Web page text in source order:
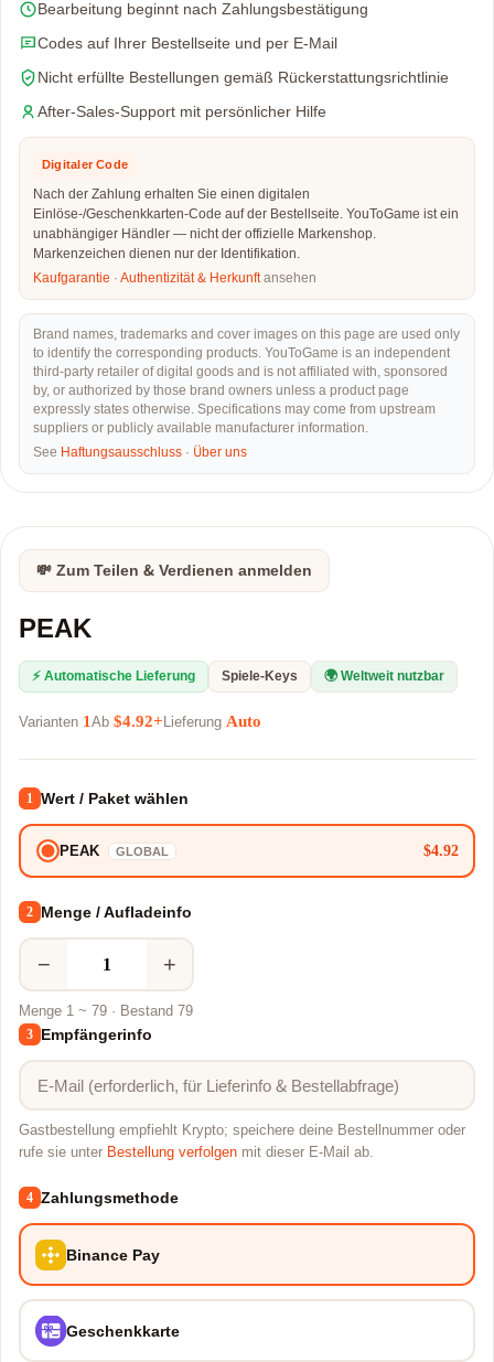
Bearbeitung beginnt nach Zahlungsbestätigung
Codes auf Ihrer Bestellseite und per E-Mail
Nicht erfüllte Bestellungen gemäß Rückerstattungsrichtlinie
After-Sales-Support mit persönlicher Hilfe
Digitaler Code
Nach der Zahlung erhalten Sie einen digitalen
Einlöse-/Geschenkkarten-Code auf der Bestellseite. YouToGame ist ein
unabhängiger Händler — nicht der offizielle Markenshop.
Markenzeichen dienen nur der Identifikation.
Kaufgarantie · Authentizität & Herkunftansehen
Brand names, trademarks and cover images on this page are used only
to identify the corresponding products. YouToGame is an independent
third-party retailer of digital goods and is not affiliated with, sponsored
by, or authorized by those brand owners unless a product page
expressly states otherwise. Specifications may come from upstream
suppliers or publicly available manufacturer information.
See Haftungsausschluss · Über uns
💸 Zum Teilen & Verdienen anmelden
PEAK
⚡ Automatische Lieferung Spiele-Keys 🌍 Weltweit nutzbar
Varianten 1 Ab $4.92+ Lieferung Auto
1 Wert / Paket wählen
PEAK GLOBAL $4.92
2 Menge / Aufladeinfo
− +
Menge 1 ~ 79 · Bestand 79
3 Empfängerinfo
Gastbestellung empfiehlt Krypto; speichere deine Bestellnummer oder
rufe sie unter Bestellung verfolgen mit dieser E-Mail ab.
4 Zahlungsmethode
Binance Pay
Geschenkkarte